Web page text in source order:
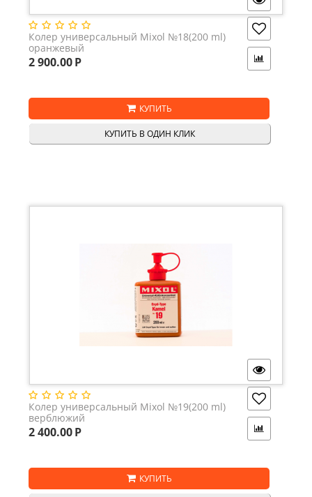
Колер универсальный Mixol №18(200 ml)
оранжевый
2 900.00Р
КУПИТЬ
КУПИТЬ В ОДИН КЛИК
Колер универсальный Mixol №19(200 ml)
верблюжий
2 400.00Р
КУПИТЬ